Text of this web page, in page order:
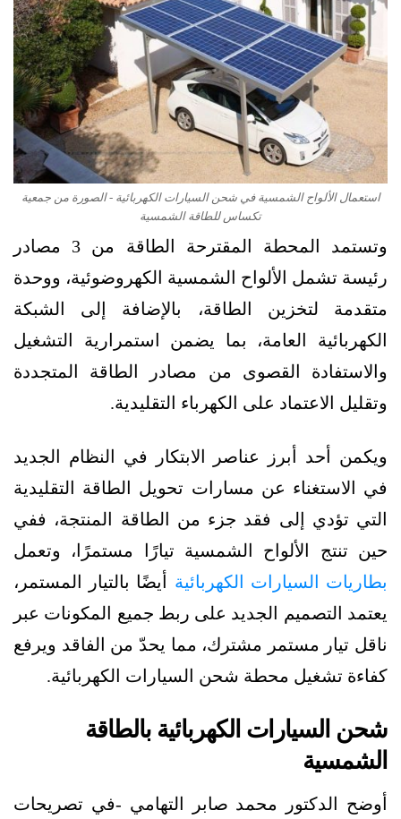
استعمال الألواح الشمسية في شحن السيارات الكهربائية - الصورة من جمعية
تكساس للطاقة الشمسية
وتستمد المحطة المقترحة الطاقة من 3 مصادر
رئيسة تشمل الألواح الشمسية الكهروضوئية، ووحدة
متقدمة لتخزين الطاقة، بالإضافة إلى الشبكة
الكهربائية العامة، بما يضمن استمرارية التشغيل
والاستفادة القصوى من مصادر الطاقة المتجددة
وتقليل الاعتماد على الكهرباء التقليدية.
ويكمن أحد أبرز عناصر الابتكار في النظام الجديد
في الاستغناء عن مسارات تحويل الطاقة التقليدية
التي تؤدي إلى فقد جزء من الطاقة المنتجة، ففي
حين تنتج الألواح الشمسية تيارًا مستمرًا، وتعمل
بطاريات السيارات الكهربائية أيضًا بالتيار المستمر،
يعتمد التصميم الجديد على ربط جميع المكونات عبر
ناقل تيار مستمر مشترك، مما يحدّ من الفاقد ويرفع
كفاءة تشغيل محطة شحن السيارات الكهربائية.
شحن السيارات الكهربائية بالطاقة
الشمسية
أوضح الدكتور محمد صابر التهامي -في تصريحات